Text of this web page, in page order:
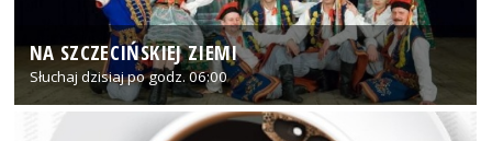
NA SZCZECIŃSKIEJ ZIEMI
Słuchaj dzisiaj po godz. 06:00